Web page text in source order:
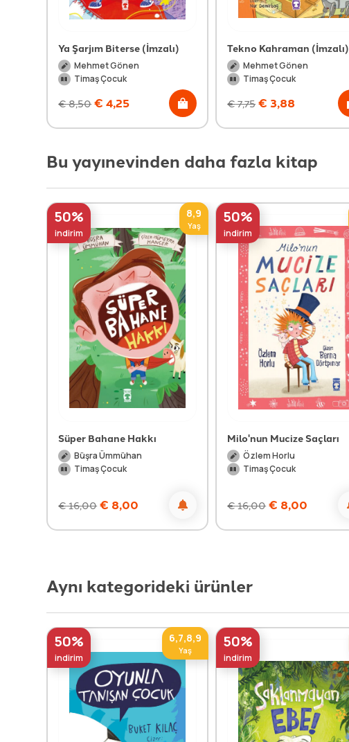
Ya Şarjım Biterse (İmzalı)
Mehmet Gönen
Timaş Çocuk
€8,50 € 4,25
Tekno Kahraman (İmzalı)
Mehmet Gönen
Timaş Çocuk
€7,75 € 3,88
Bu yayınevinden daha fazla kitap
50%
indirim
8,9
Yaş
Süper Bahane Hakkı
Büşra Ümmühan
Timaş Çocuk
€16,00 € 8,00
50%
indirim
Milo'nun Mucize Saçları
Özlem Horlu
Timaş Çocuk
€16,00 € 8,00
Aynı kategorideki ürünler
50%
indirim
6,7,8,9
Yaş 50%
indirim